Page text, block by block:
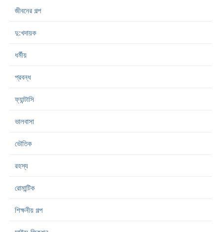
জীবনের গল্প
দু:খদায়ক
ধর্মীয়
প্রবন্ধ
ফ্যান্টাসি
ভালবাসা
ভৌতিক
রহস্য
রোমান্টিক
শিক্ষনীয় গল্প